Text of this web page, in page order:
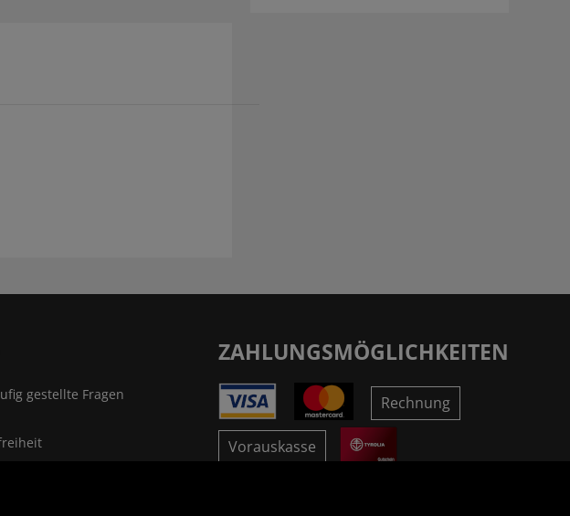
gestellte Fragen
ZAHLUNGSMÖGLICHKEITEN
Rechnung
Vorauskasse